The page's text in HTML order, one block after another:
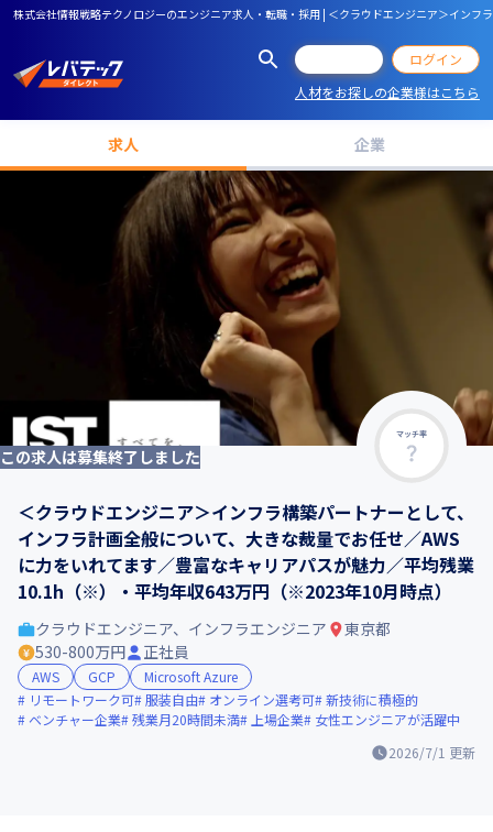
株式会社情報戦略テクノロジーのエンジニア求人・転職・採用 | ＜クラウドエンジニア＞イン
ログイン
人材をお探しの企業様はこちら
求人 企業
マッチ率
この求人は募集終了しました
＜クラウドエンジニア＞インフラ構築パートナーとして、
インフラ計画全般について、大きな裁量でお任せ／AWS
に力をいれてます／豊富なキャリアパスが魅力／平均残業
10.1h（※）・平均年収643万円（※2023年10月時点）
2026/7/1 更新
クラウドエンジニア、インフラエンジニア
東京都
530-800万円
正社員
AWS GCP
Microsoft Azure
リモートワーク可 服装自由 オンライン選考可 新技術に積極的
ベンチャー企業 残業月20時間未満 上場企業 女性エンジニアが活躍中